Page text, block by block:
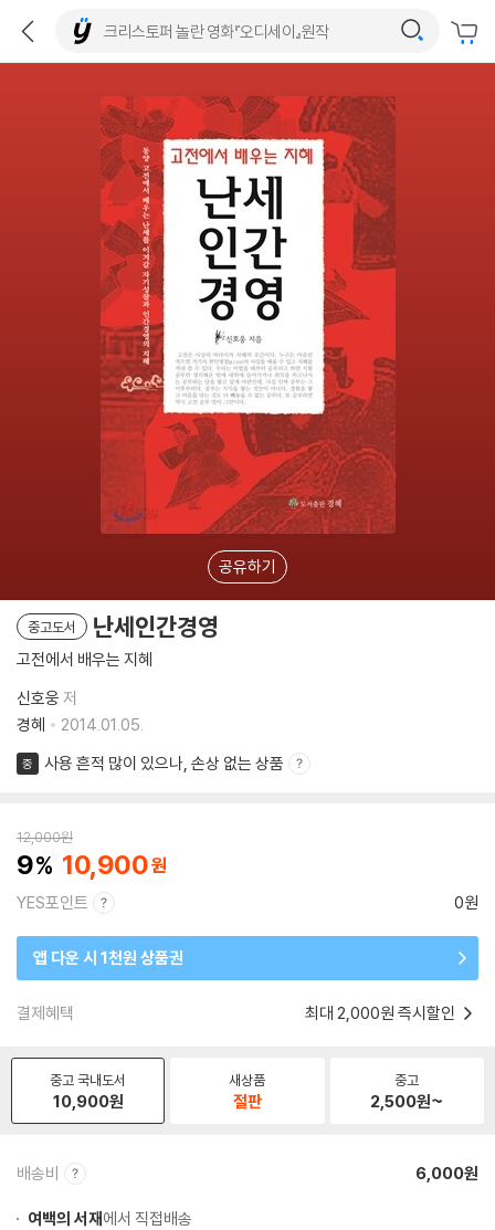
공유하기
중고도서 난세인간경영
고전에서 배우는 지혜
신호웅 저
경혜
2014.01.05.
중 사용 흔적 많이 있으나, 손상 없는 상품
12,000원
9 10,900
YES포인트 0원
앱 다운 시 1천원 상품권
결제혜택 최대 2,000원 즉시할인
중고 국내도서
10,900원
새상품
절판
중고
2,500원~
배송비 6,000원
여백의 서재에서 직접배송